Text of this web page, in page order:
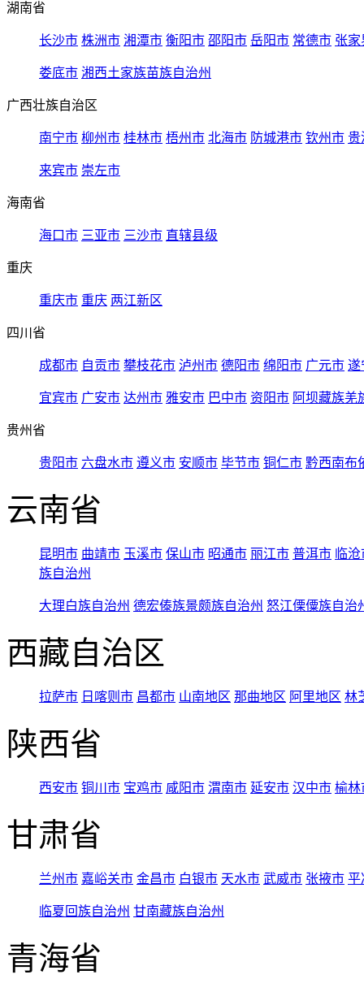
湖南省
长沙市 株洲市 湘潭市 衡阳市 邵阳市 岳阳市 常德市 张家
娄底市 湘西土家族苗族自治州
广西壮族自治区
南宁市 柳州市 桂林市 梧州市 北海市 防城港市 钦州市 贵
来宾市 崇左市
海南省
海口市 三亚市 三沙市 直辖县级
重庆
重庆市 重庆 两江新区
四川省
成都市 自贡市 攀枝花市 泸州市 德阳市 绵阳市 广元市 遂
宜宾市 广安市 达州市 雅安市 巴中市 资阳市 阿坝藏族羌
贵州省
贵阳市 六盘水市 遵义市 安顺市 毕节市 铜仁市 黔西南布
云南省
昆明市 曲靖市 玉溪市 保山市 昭通市 丽江市 普洱市 临
族自治州
大理白族自治州 德宏傣族景颇族自治州 怒江傈僳族自治
西藏自治区
拉萨市 日喀则市 昌都市 山南地区 那曲地区 阿里地区 林
陕西省
西安市 铜川市 宝鸡市 咸阳市 渭南市 延安市 汉中市 榆林
甘肃省
兰州市 嘉峪关市 金昌市 白银市 天水市 武威市 张掖市 平
临夏回族自治州 甘南藏族自治州
青海省